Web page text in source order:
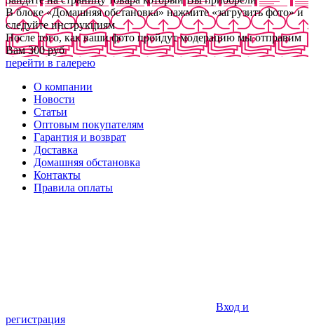
В блоке «Домашняя обстановка» нажмите «загрузить фото» и
следуйте инструкциям
После того, как ваши фото пройдут модерацию мы отправим
Вам 300 руб
перейти в галерею
О компании
Новости
Статьи
Оптовым покупателям
Гарантия и возврат
Доставка
Домашняя обстановка
Контакты
Правила оплаты
Вход и
регистрация